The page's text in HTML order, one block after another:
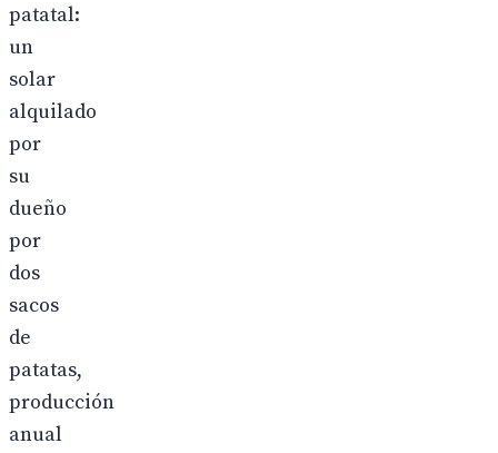
patatal:
un
solar
alquilado
por
su
dueño
por
dos
sacos
de
patatas,
producción
anual